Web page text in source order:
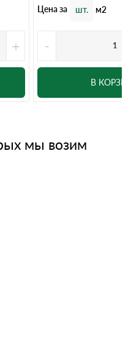
+
Цена за шт. м2
-
В
мы возим